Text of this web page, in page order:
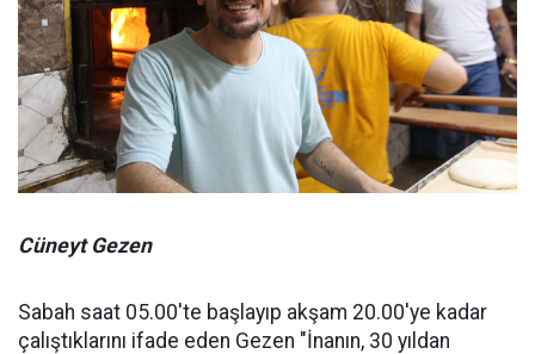
Cüneyt Gezen
Sabah saat 05.00'te başlayıp akşam 20.00'ye kadar
çalıştıklarını ifade eden Gezen "İnanın, 30 yıldan